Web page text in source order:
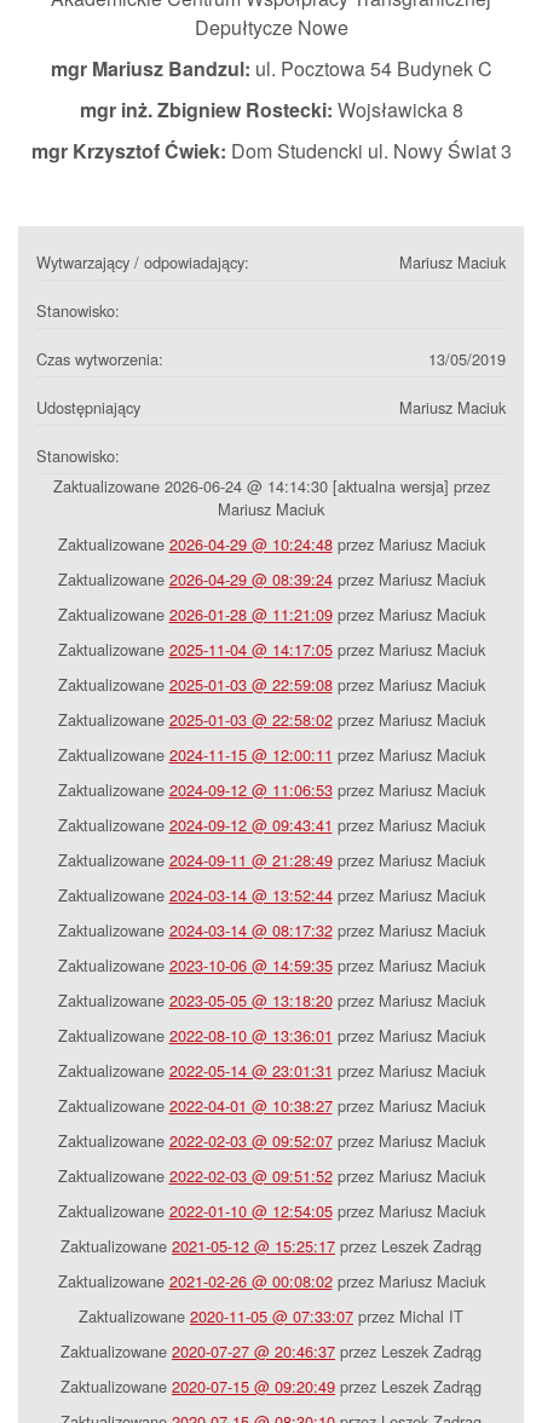
Depułtycze Nowe
mgr Mariusz Bandzul: ul. Pocztowa 54 Budynek C
mgr inż. Zbigniew Rostecki: Wojsławicka 8
mgr Krzysztof Ćwiek: Dom Studencki ul. Nowy Świat 3
Wytwarzający / odpowiadający: Mariusz Maciuk
Stanowisko:
Czas wytworzenia: 13/05/2019
Udostępniający Mariusz Maciuk
Stanowisko:
Zaktualizowane 2026-06-24 @ 14:14:30 [aktualna wersja] przez
Mariusz Maciuk
Zaktualizowane 2026-04-29 @ 10:24:48przez Mariusz Maciuk
Zaktualizowane 2026-04-29 @ 08:39:24przez Mariusz Maciuk
Zaktualizowane 2026-01-28 @ 11:21:09przez Mariusz Maciuk
Zaktualizowane 2025-11-04 @ 14:17:05przez Mariusz Maciuk
Zaktualizowane 2025-01-03 @ 22:59:08przez Mariusz Maciuk
Zaktualizowane 2025-01-03 @ 22:58:02przez Mariusz Maciuk
Zaktualizowane 2024-11-15 @ 12:00:11 przez Mariusz Maciuk
Zaktualizowane 2024-09-12 @ 11:06:53przez Mariusz Maciuk
Zaktualizowane 2024-09-12 @ 09:43:41 przez Mariusz Maciuk
Zaktualizowane 2024-09-11 @ 21:28:49przez Mariusz Maciuk
Zaktualizowane 2024-03-14 @ 13:52:44przez Mariusz Maciuk
Zaktualizowane 2024-03-14 @ 08:17:32przez Mariusz Maciuk
Zaktualizowane 2023-10-06 @ 14:59:35przez Mariusz Maciuk
Zaktualizowane 2023-05-05 @ 13:18:20przez Mariusz Maciuk
Zaktualizowane 2022-08-10 @ 13:36:01 przez Mariusz Maciuk
Zaktualizowane 2022-05-14 @ 23:01:31 przez Mariusz Maciuk
Zaktualizowane 2022-04-01 @ 10:38:27przez Mariusz Maciuk
Zaktualizowane 2022-02-03 @ 09:52:07przez Mariusz Maciuk
Zaktualizowane 2022-02-03 @ 09:51:52przez Mariusz Maciuk
Zaktualizowane 2022-01-10 @ 12:54:05przez Mariusz Maciuk
Zaktualizowane 2021-05-12 @ 15:25:17 przez Leszek Zadrąg
Zaktualizowane 2021-02-26 @ 00:08:02przez Mariusz Maciuk
Zaktualizowane 2020-11-05 @ 07:33:07 przez Michal IT
Zaktualizowane 2020-07-27 @ 20:46:37 przez Leszek Zadrąg
Zaktualizowane 2020-07-15 @ 09:20:49 przez Leszek Zadrąg